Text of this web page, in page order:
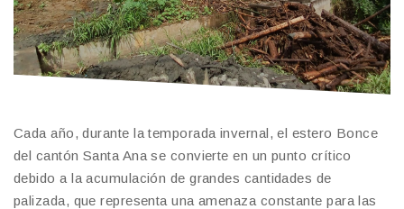
Cada año, durante la temporada invernal, el estero Bonce
del cantón Santa Ana se convierte en un punto crítico
debido a la acumulación de grandes cantidades de
palizada, que representa una amenaza constante para las